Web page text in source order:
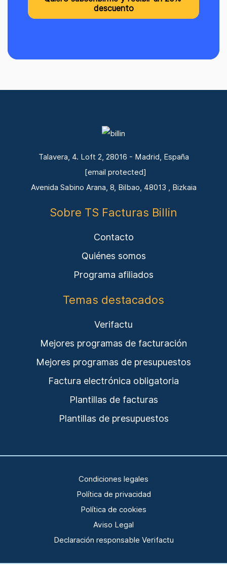
Talavera, 4. Loft 2, 28016 - Madrid, España
[email protected]
Avenida Sabino Arana, 8, Bilbao, 48013 , Bizkaia
Sobre TS Facturas Billin
Contacto
Quiénes somos
Programa afiliados
Temas destacados
Verifactu
Mejores programas de facturación
Mejores programas de presupuestos
Factura electrónica obligatoria
Plantillas de facturas
Plantillas de presupuestos
Condiciones legales
Política de privacidad
Política de cookies
Aviso Legal
Declaración responsable Verifactu